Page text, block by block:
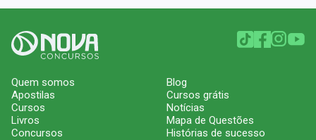
Quem somos
Apostilas
Cursos
Livros
Concursos
Blog
Cursos grátis
Notícias
Mapa de Questões
Histórias de sucesso